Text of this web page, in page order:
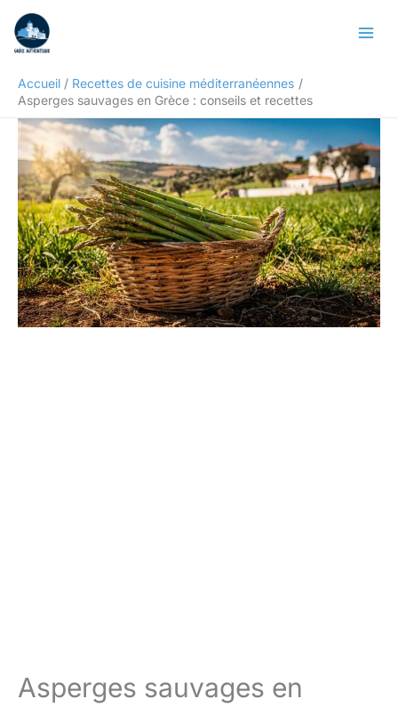
contenu
Accueil
Recettes de cuisine méditerranéennes
Asperges sauvages en Grèce : conseils et recettes
Asperges sauvages en
Rechercher